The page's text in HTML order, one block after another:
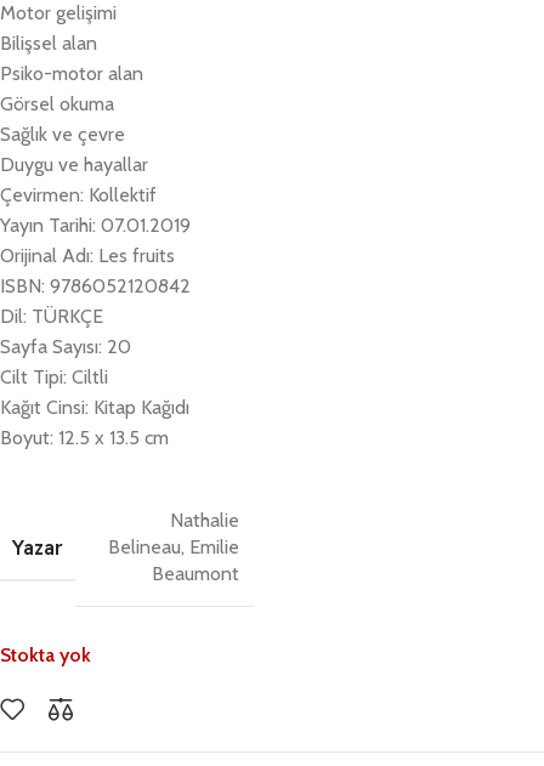
Motor gelişimi
Bilişsel alan
Psiko-motor alan
Görsel okuma
Sağlık ve çevre
Duygu ve hayallar
Çevirmen: Kollektif
Yayın Tarihi: 07.01.2019
Orijinal Adı: Les fruits
ISBN: 9786052120842
Dil: TÜRKÇE
Sayfa Sayısı: 20
Cilt Tipi: Ciltli
Kağıt Cinsi: Kitap Kağıdı
Boyut: 12.5 x 13.5 cm
Yazar
Nathalie
Belineau, Emilie
Beaumont
Stokta yok